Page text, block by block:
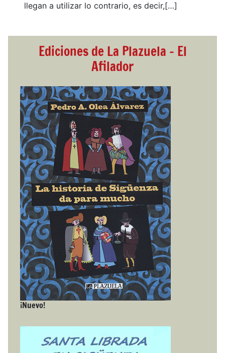
llegan a utilizar lo contrario, es decir,[…]
Ediciones de La Plazuela - El
Afilador
¡Nuevo!